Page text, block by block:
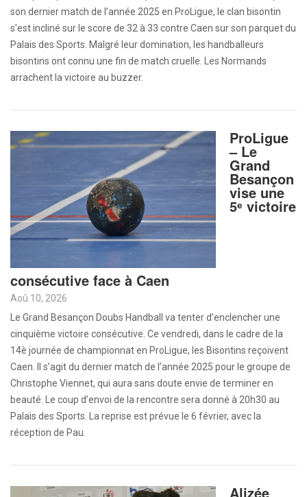
son dernier match de l’année 2025 en ProLigue, le clan bisontin
s’est incliné sur le score de 32 à 33 contre Caen sur son parquet du
Palais des Sports. Malgré leur domination, les handballeurs
bisontins ont connu une fin de match cruelle. Les Normands
arrachent la victoire au buzzer.
ProLigue
– Le
Grand
Besançon
vise une
5ᵉ victoire
consécutive face à Caen
Aoû 10, 2026
Le Grand Besançon Doubs Handball va tenter d’enclencher une
cinquième victoire consécutive. Ce vendredi, dans le cadre de la
14è journée de championnat en ProLigue, les Bisontins reçoivent
Caen. Il s’agit du dernier match de l’année 2025 pour le groupe de
Christophe Viennet, qui aura sans doute envie de terminer en
beauté. Le coup d’envoi de la rencontre sera donné à 20h30 au
Palais des Sports. La reprise est prévue le 6 février, avec la
réception de Pau.
Alizée